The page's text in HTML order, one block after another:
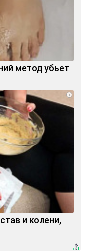
метод убьет
i
и колени,